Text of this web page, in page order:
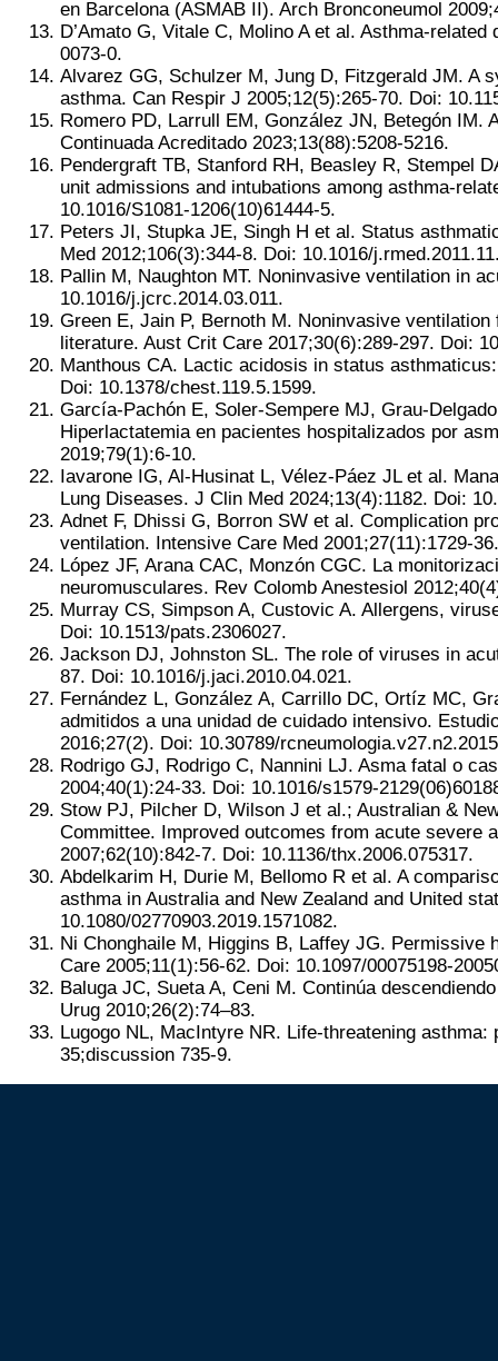
en Barcelona (ASMAB II). Arch Bronconeumol
D’Amato G, Vitale C, Molino A et al. Asthma-
0073-0.
Alvarez GG, Schulzer M, Jung D, Fitzgerald JM. A
asthma. Can Respir J 2005;12(5):265-70. Doi:
Romero PD, Larrull EM, González JN, Betegón IM.
Continuada Acreditado 2023;13(88):5208-5216.
Pendergraft TB, Stanford RH, Beasley R, Stempel
unit admissions and intubations among asthma-
10.1016/S1081-1206(10)61444-5.
Peters JI, Stupka JE, Singh H et al. Status
Med 2012;106(3):344-8. Doi: 10.1016/
Pallin M, Naughton MT. Noninvasive ventilation in
10.1016/j.jcrc.2014.03.011.
Green E, Jain P, Bernoth M. Noninvasive
literature. Aust Crit Care 2017;30(6):289-297. Doi:
Manthous CA. Lactic acidosis in status
Doi: 10.1378/chest.119.5.1599.
García-Pachón E, Soler-Sempere MJ, Grau-
Hiperlactatemia en pacientes hospitalizados por
2019;79(1):6-10.
Iavarone IG, Al-Husinat L, Vélez-Páez JL et al.
Lung Diseases. J Clin Med 2024;13(4):1182. Doi:
Adnet F, Dhissi G, Borron SW et al. Complication
ventilation. Intensive Care Med 2001;27(11):1729-
López JF, Arana CAC, Monzón CGC. La
neuromusculares. Rev Colomb Anestesiol
Murray CS, Simpson A, Custovic A. Allergens,
Doi: 10.1513/pats.2306027.
Jackson DJ, Johnston SL. The role of viruses in
87. Doi: 10.1016/j.jaci.2010.04.021.
Fernández L, González A, Carrillo DC, Ortíz MC,
admitidos a una unidad de cuidado intensivo.
2016;27(2). Doi: 10.30789/
Rodrigo GJ, Rodrigo C, Nannini LJ. Asma fatal o
2004;40(1):24-33. Doi: 10.1016/s1579-
Stow PJ, Pilcher D, Wilson J et al.; Australian &
Committee. Improved outcomes from acute severe
2007;62(10):842-7. Doi: 10.1136/thx.2006.075317.
Abdelkarim H, Durie M, Bellomo R et al. A
asthma in Australia and New Zealand and United
10.1080/02770903.2019.1571082.
Ni Chonghaile M, Higgins B, Laffey JG.
Care 2005;11(1):56-62. Doi: 10.1097/00075198-
Baluga JC, Sueta A, Ceni M. Continúa
Urug 2010;26(2):74–83.
Lugogo NL, MacIntyre NR. Life-threatening
35;discussion 735-9.